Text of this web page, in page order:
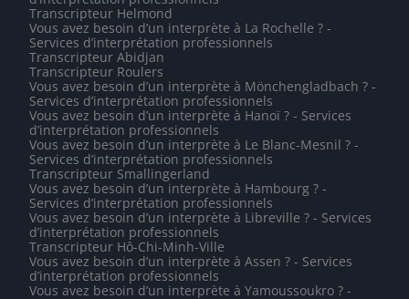
Transcripteur Helmond
Vous avez besoin d’un interprète à La Rochelle ? -
Services d’interprétation professionnels
Transcripteur Abidjan
Transcripteur Roulers
Vous avez besoin d’un interprète à Mönchengladbach ? -
Services d’interprétation professionnels
Vous avez besoin d’un interprète à Hanoï ? - Services
d’interprétation professionnels
Vous avez besoin d’un interprète à Le Blanc-Mesnil ? -
Services d’interprétation professionnels
Transcripteur Smallingerland
Vous avez besoin d’un interprète à Hambourg ? -
Services d’interprétation professionnels
Vous avez besoin d’un interprète à Libreville ? - Services
d’interprétation professionnels
Transcripteur Hô-Chi-Minh-Ville
Vous avez besoin d’un interprète à Assen ? - Services
d’interprétation professionnels
Vous avez besoin d’un interprète à Yamoussoukro ? -